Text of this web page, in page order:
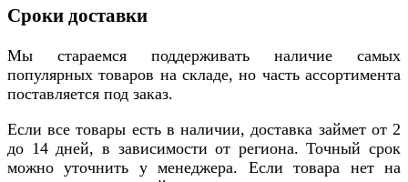
Сроки доставки
Мы стараемся поддерживать наличие самых
популярных товаров на складе, но часть ассортимента
поставляется под заказ.
Если все товары есть в наличии, доставка займет от 2
до 14 дней, в зависимости от региона. Точный срок
можно уточнить у менеджера. Если товара нет на